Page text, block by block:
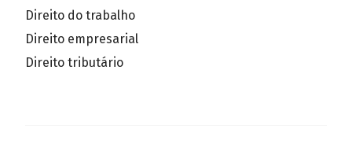
Direito do trabalho
Direito empresarial
Direito tributário